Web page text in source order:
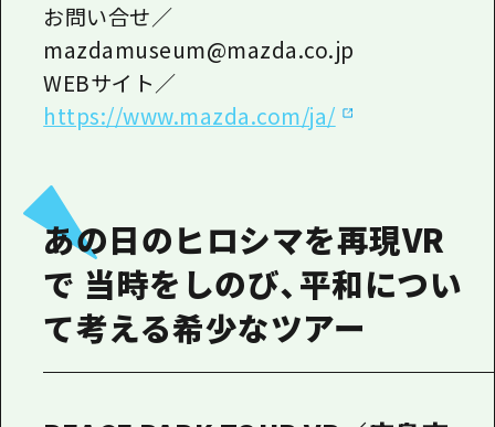
お問い合せ／
mazdamuseum@mazda.co.jp
WEBサイト／
https://www.mazda.com/ja/
あの日のヒロシマを再現VR
で 当時をしのび、平和につい
て考える希少なツアー